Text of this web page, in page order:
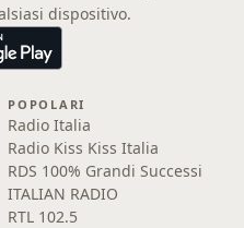
dispositivo.
POPOLARI
Radio Italia
Radio Kiss Kiss Italia
RDS 100% Grandi Successi
ITALIAN RADIO
RTL 102.5